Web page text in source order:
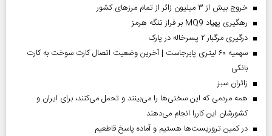
خروج بیش از ۳ میلیون زائر از تمام مرز‌های کشور
رهگیری پهپاد MQ9 بر فراز تنگه هرمز
درگیری مرگبار ۲ پسرخاله در پارک
سهمیه ۶۰ لیتری پابرجاست | آخرین وضعیت اتصال کارت سوخت به کارت
بانکی
‌زائران سبز
همه مردمی که این سختی‌ها را می‌بینند و تحمل می‌کنند، برای ایران و
کشورشان این کاررا انجام می‌دهند
در کمین تروریست‌ها هستیم و آماده پاسخ قاطعیم